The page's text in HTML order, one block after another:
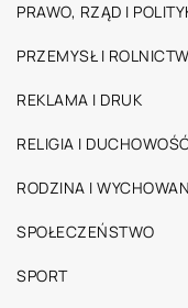
PRAWO, RZĄD I
PRZEMYSŁ I
REKLAMA I DRUK
RELIGIA I
RODZINA I
SPOŁECZEŃSTWO
SPORT